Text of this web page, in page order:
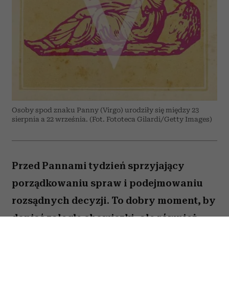
Osoby spod znaku Panny (Virgo) urodziły się między 23
sierpnia a 22 września. (Fot. Fototeca Gilardi/Getty Images)
Przed Pannami tydzień sprzyjający
porządkowaniu spraw i podejmowaniu
rozsądnych decyzji. To dobry moment, by
dopiąć zaległe obowiązki, ale również